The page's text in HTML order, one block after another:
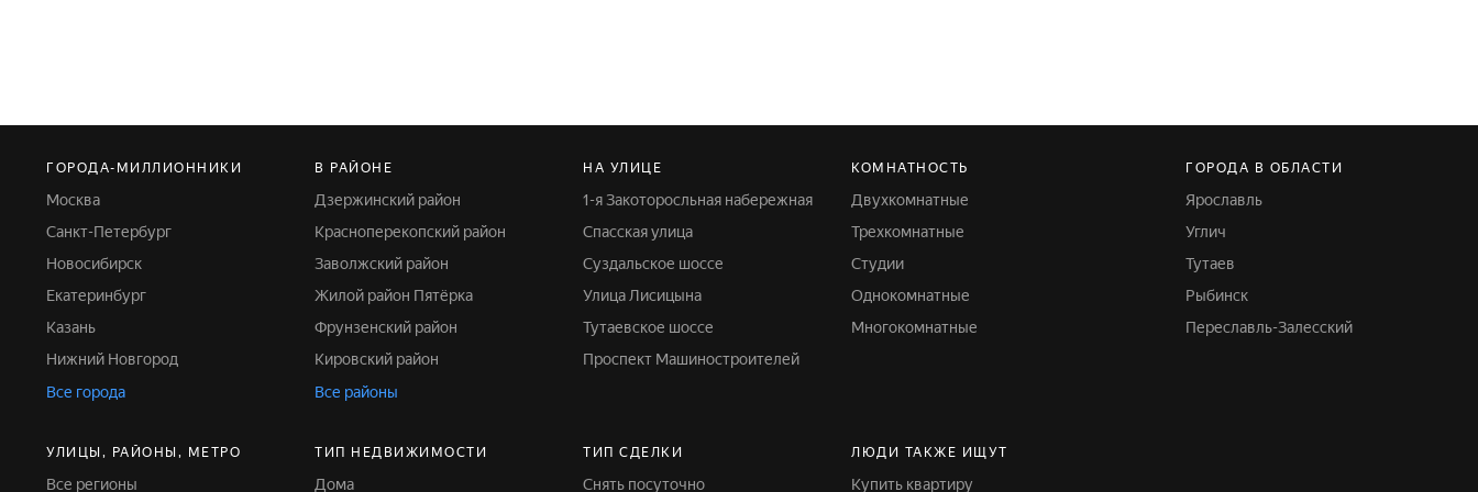
ГОРОДА-МИЛЛИОННИКИ
Москва
Санкт-Петербург
Новосибирск
Екатеринбург
Казань
Нижний Новгород
Все города
В РАЙОНЕ
Дзержинский район
Красноперекопский район
Заволжский район
Жилой район Пятёрка
Фрунзенский район
Кировский район
Все районы
НА УЛИЦЕ
1-я Закоторосльная набережная
Спасская улица
Суздальское шоссе
Улица Лисицына
Тутаевское шоссе
Проспект Машиностроителей
КОМНАТНОСТЬ
Двухкомнатные
Трехкомнатные
Студии
Однокомнатные
Многокомнатные
ГОРОДА В ОБЛАСТИ
Ярославль
Углич
Тутаев
Рыбинск
Переславль-Залесский
УЛИЦЫ, РАЙОНЫ, МЕТРО
Все регионы
ТИП НЕДВИЖИМОСТИ
Дома
ТИП СДЕЛКИ
Снять посуточно
ЛЮДИ ТАКЖЕ ИЩУТ
Купить квартиру